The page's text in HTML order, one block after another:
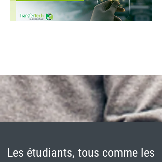
Les étudiants, tous comme les